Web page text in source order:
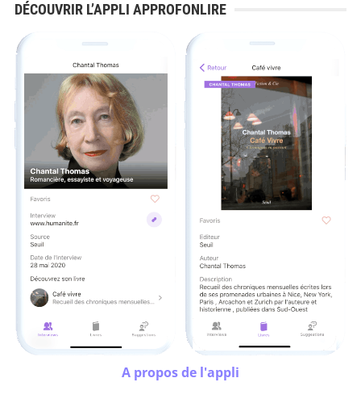
DÉCOUVRIR L’APPLI APPROFONLIRE
A propos de l'appli